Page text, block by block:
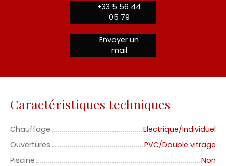
+33 5 56 44
05 79
Envoyer un
mail
Caractéristiques techniques
Chauffage
Electrique/Individuel
Ouvertures
PVC/Double vitrage
Piscine
Non